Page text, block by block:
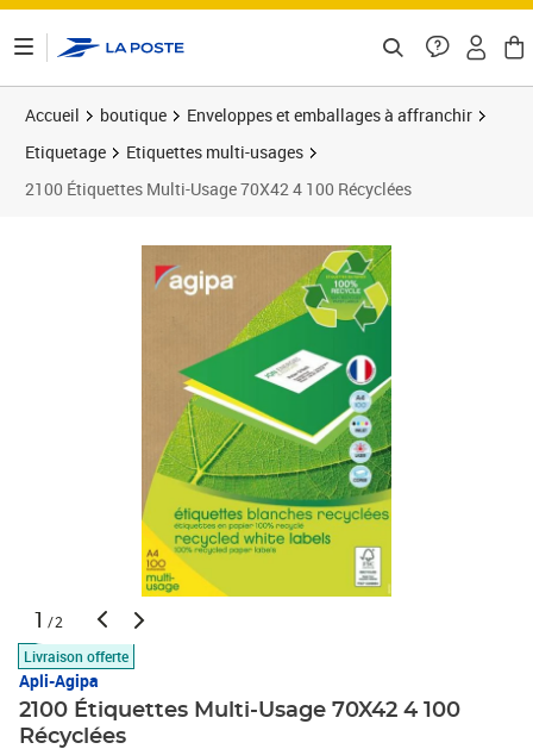
Accueil boutique
Enveloppes et emballages à affranchir
Etiquetage
Etiquettes multi-usages
2100 Étiquettes Multi-Usage 70X42 4 100 Récyclées
1 /2
Livraison offerte
Apli-Agipa
2100 Étiquettes Multi-Usage 70X42 4 100
Récyclées